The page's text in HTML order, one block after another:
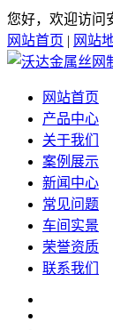
您好，欢迎访问
网站首页 | 网站
网站首页
产品中心
关于我们
案例展示
新闻中心
常见问题
车间实景
荣誉资质
联系我们